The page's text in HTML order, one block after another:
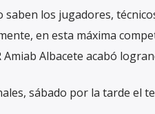
saben los jugadores,
en esta máxima
Amiab Albacete acabó
sábado por la tarde el